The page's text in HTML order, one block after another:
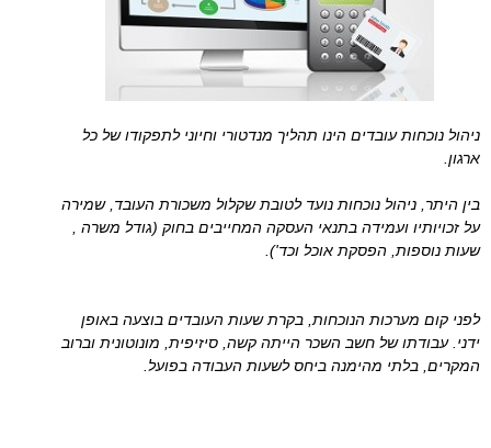
ניהול נוכחות עובדים הינו תהליך מנדטורי וחיוני לתפקודו של כל
ארגון.
בין היתר, ניהול נוכחות נועד לטובת שקלול משכורת העובד, שמירה
על זכויותיו ועמידה בתנאי העסקה המחייבים בחוק (גודל משרה ,
שעות נוספות, הפסקת אוכל וכד').
לפני קום מערכות הנוכחות, בקרת שעות העובדים בוצעה באופן
ידני. עבודתו של חשב השכר הייתה קשה, סיזיפית, מונוטונית וברוב
המקרים, בלתי מהימנה ביחס לשעות העבודה בפועל.